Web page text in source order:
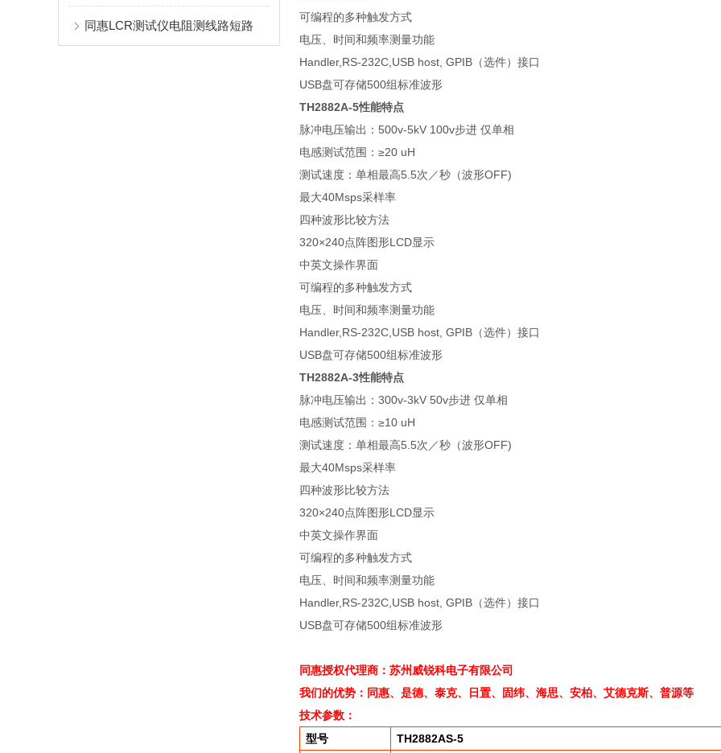
同惠LCR测试仪电阻测线路短路
可编程的多种触发方式
电压、时间和频率测量功能
Handler,RS-232C,USB host, GPIB （选件）接口
USB盘可存储500组标准波形
TH2882A-5性能特点
脉冲电压输出： 500v-5kV 100v步进 仅单相
电感测试范围：≥20 uH
测试速度：单相最高5.5次／秒（波形OFF)
最大40Msps采样率
四种波形比较方法
320×240点阵图形LCD显示
中英文操作界面
可编程的多种触发方式
电压、时间和频率测量功能
Handler,RS-232C,USB host, GPIB （选件）接口
USB盘可存储500组标准波形
TH2882A-3性能特点
脉冲电压输出： 300v-3kV 50v步进 仅单相
电感测试范围：≥10 uH
测试速度：单相最高5.5次／秒（波形OFF)
最大40Msps采样率
四种波形比较方法
320×240点阵图形LCD显示
中英文操作界面
可编程的多种触发方式
电压、时间和频率测量功能
Handler,RS-232C,USB host, GPIB （选件）接口
USB盘可存储500组标准波形
同惠授权代理商：苏州威锐科电子有限公司
我们的优势：同惠、是德、泰克、日置、固纬、海思、安柏、艾德克斯、普源等
技术参数：
型号
TH2882AS-5